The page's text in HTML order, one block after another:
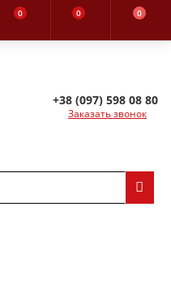
0 0 0
+38 (097) 598 08 80
Заказать звонок